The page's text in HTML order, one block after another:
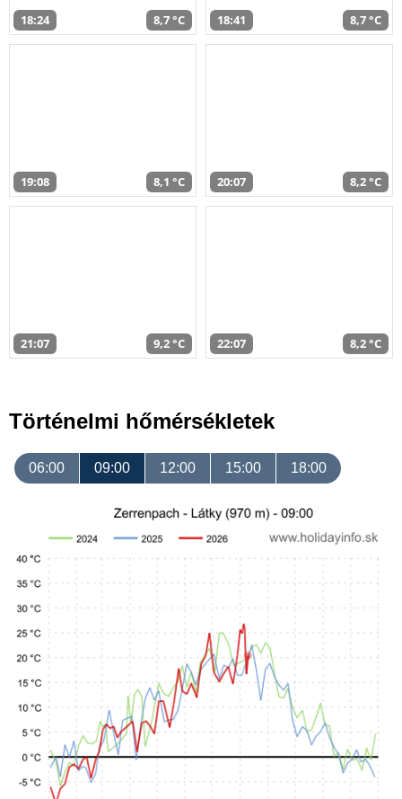
18:24 8,7 °C 18:41 8,7 °C
19:08 8,1 °C 20:07 8,2 °C
21:07 9,2 °C 22:07 8,2 °C
Történelmi hőmérsékletek
06:00 09:00 12:00 15:00 18:00